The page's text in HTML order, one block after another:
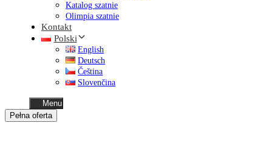
Katalog szatnie
Olimpia szatnie
Kontakt
Polski
English
Deutsch
Čeština
Slovenčina
Menu
Pełna oferta